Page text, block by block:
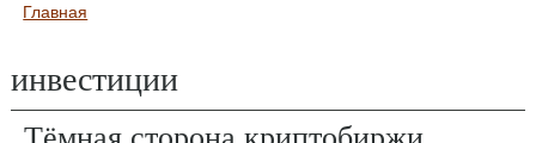
Вы здесь
Главная
инвестиции